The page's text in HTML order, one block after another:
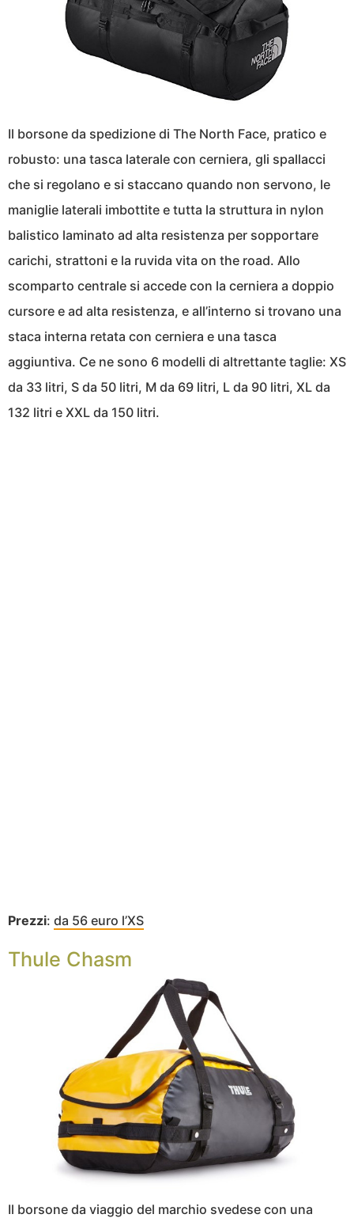
Il borsone da spedizione di The North Face, pratico e
robusto: una tasca laterale con cerniera, gli spallacci
che si regolano e si staccano quando non servono, le
maniglie laterali imbottite e tutta la struttura in nylon
balistico laminato ad alta resistenza per sopportare
carichi, strattoni e la ruvida vita on the road. Allo
scomparto centrale si accede con la cerniera a doppio
cursore e ad alta resistenza, e all’interno si trovano una
staca interna retata con cerniera e una tasca
aggiuntiva. Ce ne sono 6 modelli di altrettante taglie: XS
da 33 litri, S da 50 litri, M da 69 litri, L da 90 litri, XL da
132 litri e XXL da 150 litri.
Prezzi: da 56 euro l’XS
Thule Chasm
Il borsone da viaggio del marchio svedese con una